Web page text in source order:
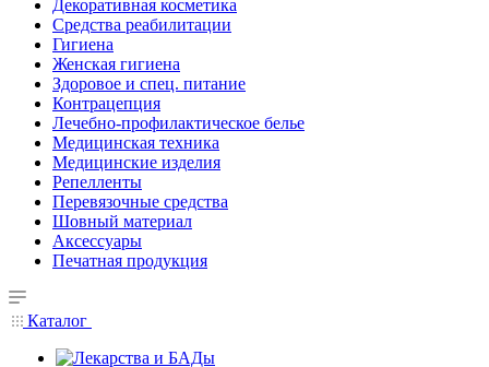
Декоративная косметика
Средства реабилитации
Гигиена
Женская гигиена
Здоровое и спец. питание
Контрацепция
Лечебно-профилактическое белье
Медицинская техника
Медицинские изделия
Репелленты
Перевязочные средства
Шовный материал
Аксессуары
Печатная продукция
Каталог